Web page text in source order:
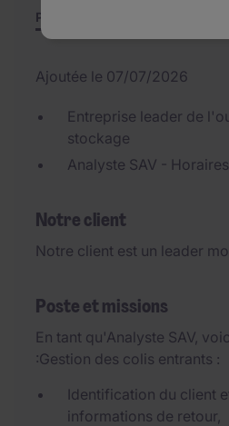
Poste et missions
Ajoutée le 07/07/2026
Entreprise leader de
stockage
Analyste SAV -
Notre client
Notre client est un leader
Poste et missions
En tant qu'Analyste SAV,
:Gestion des colis entrants :
Identification du client
informations de retour,